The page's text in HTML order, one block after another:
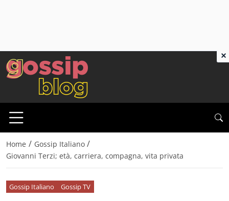
Home / Gossip Italiano /
Giovanni Terzi; età, carriera, compagna, vita privata
Gossip Italiano Gossip TV
×